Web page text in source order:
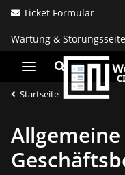
Ticket Formular
Wartung & Störungsseite
Startseite
Allgemeine